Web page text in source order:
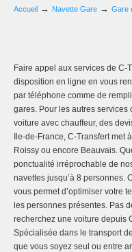
Accueil → Navette Gare → Gare
Faire appel aux services de C-
disposition en ligne en vous
par téléphone comme de
gares. Pour les autres services
voiture avec chauffeur, des
Ile-de-France, C-Transfert
Roissy ou encore Beauvais.
ponctualité irréprochable de
navettes jusqu’à 8 personnes.
vous permet d’optimiser votre
les personnes présentes. Pas
recherchez une voiture depuis
Spécialisée dans le transport
que vous soyez seul ou entre